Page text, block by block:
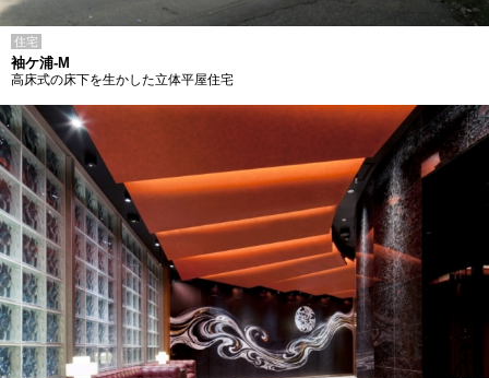
住宅
袖ケ浦-M
高床式の床下を生かした立体平屋住宅